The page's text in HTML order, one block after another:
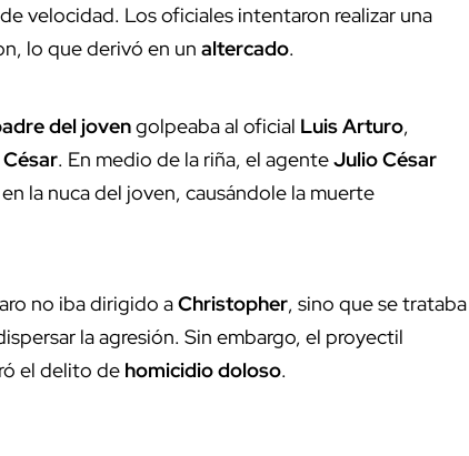
velocidad. Los oficiales intentaron realizar una
lo que derivó en un altercado.
del jovengolpeaba al oficial Luis Arturo,
. En medio de la riña, el agenteJulio César
la nuca del joven, causándole la muerte
no iba dirigido aChristopher, sino que se trataba
la agresión. Sin embargo, el proyectil
el delito de homicidio doloso.